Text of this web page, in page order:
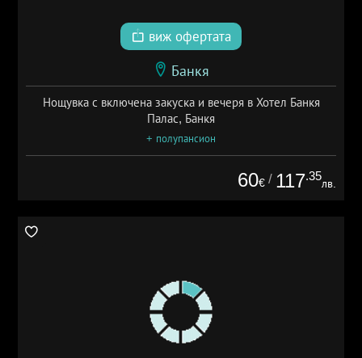
виж офертата
Банкя
Нощувка с включена закуска и вечеря в Хотел Банкя
Палас, Банкя
+ полупансион
60€ / 117.35
лв.